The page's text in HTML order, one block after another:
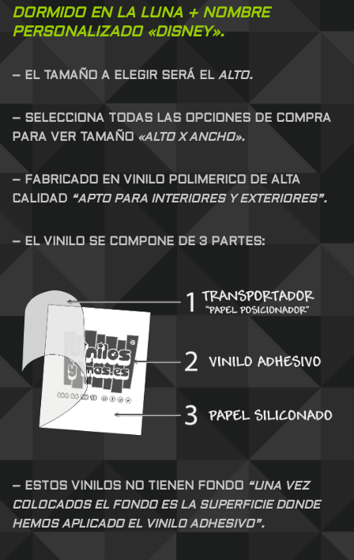
DORMIDO EN LA LUNA + NOMBRE
PERSONALIZADO «DISNEY».
– EL TAMAÑO A ELEGIR SERÁ EL ALTO.
– SELECCIONA TODAS LAS OPCIONES DE COMPRA
PARA VER TAMAÑO «ALTO X ANCHO».
– FABRICADO EN VINILO POLIMERICO DE ALTA
CALIDAD “APTO PARA INTERIORES Y EXTERIORES”.
– EL VINILO SE COMPONE DE 3 PARTES:
– ESTOS VINILOS NO TIENEN FONDO “UNA VEZ
COLOCADOS EL FONDO ES LA SUPERFICIE DONDE
HEMOS APLICADO EL VINILO ADHESIVO”.